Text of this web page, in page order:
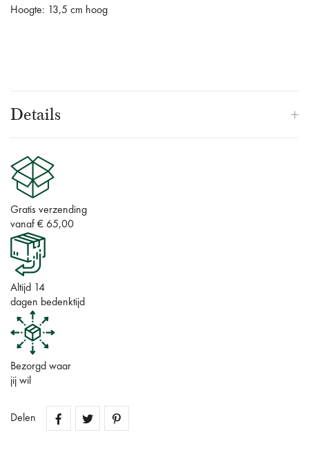
Hoogte: 13,5 cm hoog
Details
Gratis verzending
vanaf € 65,00
Altijd 14
dagen bedenktijd
Bezorgd waar
jij wil
Delen